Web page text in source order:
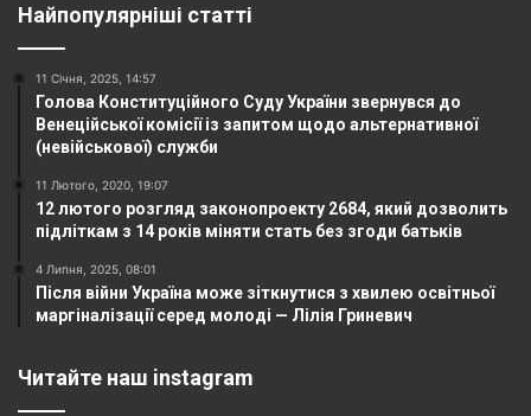
Найпопулярніші статті
11 Січня, 2025, 14:57
Голова Конституційного Суду України звернувся до
Венеційської комісії із запитом щодо альтернативної
(невійськової) служби
11 Лютого, 2020, 19:07
12 лютого розгляд законопроекту 2684, який дозволить
підліткам з 14 років міняти стать без згоди батьків
4 Липня, 2025, 08:01
Після війни Україна може зіткнутися з хвилею освітньої
маргіналізації серед молоді — Лілія Гриневич
Читайте наш instagram